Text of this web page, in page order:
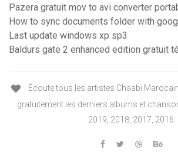
Pazera gratuit mov to avi converter
How to sync documents folder with
Last update windows xp sp3
Baldurs gate 2 enhanced edition gratuit
Écoute tous les artistes Chaabi
gratuitement les derniers albums et
2019, 2018, 2017, 2016.